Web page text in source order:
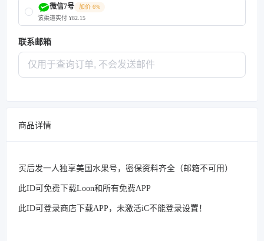
微信7号
加价 6%
该渠道实付 ¥82.15
联系邮箱
商品详情
买后发一人独享美国水果号，密保资料齐全（邮箱不可用）
此ID可免费下载Loon和所有免费APP
此ID可登录商店下载APP，未激活iC不能登录设置！